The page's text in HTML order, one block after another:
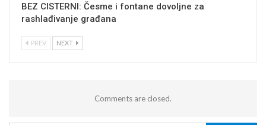
BEZ CISTERNI: Česme i fontane dovoljne za
rashlađivanje građana
PREV NEXT
Comments are closed.